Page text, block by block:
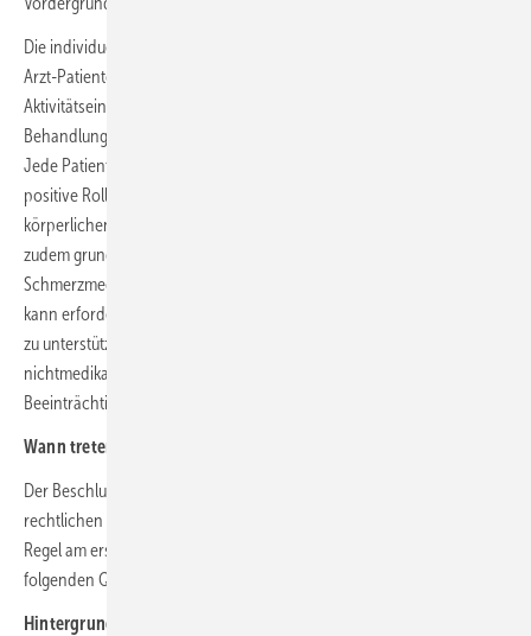
Die individuell angezeigten therapeutischen Maßnahmen werden im
Arzt-Patienten-Gespräch geplant – Schmerzintensität und
Aktivitätseinschränkung der Patientin oder des Patienten sowie die im
Behandlungsverlauf erzielten Erfolge sind hierbei zu berücksichtigen.
Jede Patientin und jeder Patient wird über die entscheidende,
positive Rolle von körperlicher Aktivität aufgeklärt und zu einem
körperlichen Training motiviert. Die DMP-Anforderungen beinhalten
zudem grundsätzliche und wirkstoffbezogene Empfehlungen zur
Schmerzmedikation. Eine Schmerzlinderung durch Medikamente
kann erforderlich sein, um den Beginn der aktivierenden Maßnahmen
zu unterstützen oder wenn – trotz durchgeführter
nichtmedikamentöser Maßnahmen – eine schmerzbedingte
Beeinträchtigung bestehen bleibt.
Wann treten die Aktualisierungen in Kraft?
Der Beschluss wird dem Bundesministerium für Gesundheit zur
rechtlichen Prüfung vorgelegt. Nach Nichtbeanstandung tritt er in der
Regel am ersten Tag des auf die Veröffentlichung im Bundesanzeiger
folgenden Quartals in Kraft.
Hintergrund: DMP